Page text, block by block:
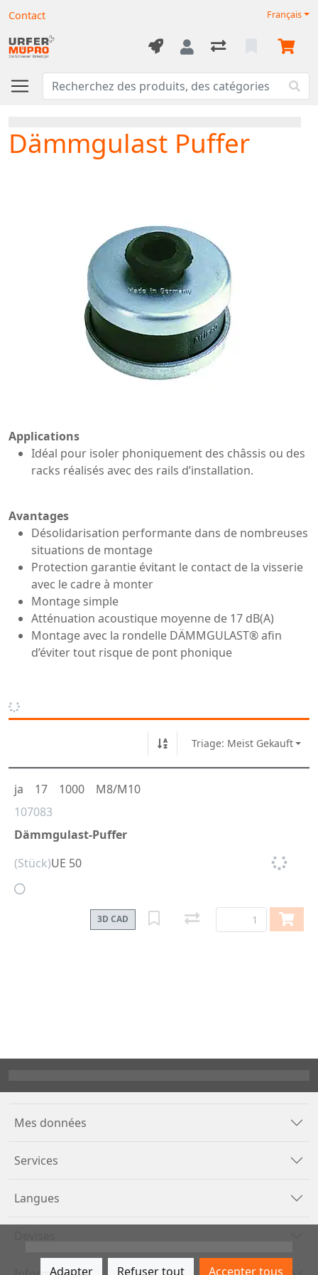
Contact Français
Dämmgulast Puffer
Applications
Idéal pour isoler phoniquement des châssis ou des
racks réalisés avec des rails d’installation.
Avantages
Désolidarisation performante dans de nombreuses
situations de montage
Protection garantie évitant le contact de la visserie
avec le cadre à monter
Montage simple
Atténuation acoustique moyenne de 17 dB(A)
Montage avec la rondelle DÄMMGULAST® afin
d’éviter tout risque de pont phonique
Triage: Meist Gekauft
107083
Dämmgulast-Puffer
ja 17 1000 M8/M10
(Stück)UE 50
3D CAD
Mes données
Services
Langues
Adapter Refuser tout Accepter tous